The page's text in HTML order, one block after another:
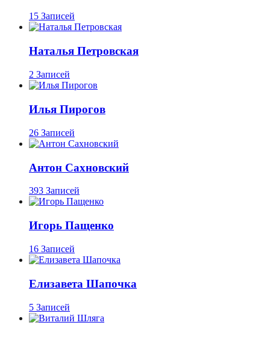
15 Записей
Наталья Петровская
2 Записей
Илья Пирогов
26 Записей
Антон Сахновский
393 Записей
Игорь Пащенко
16 Записей
Елизавета Шапочка
5 Записей